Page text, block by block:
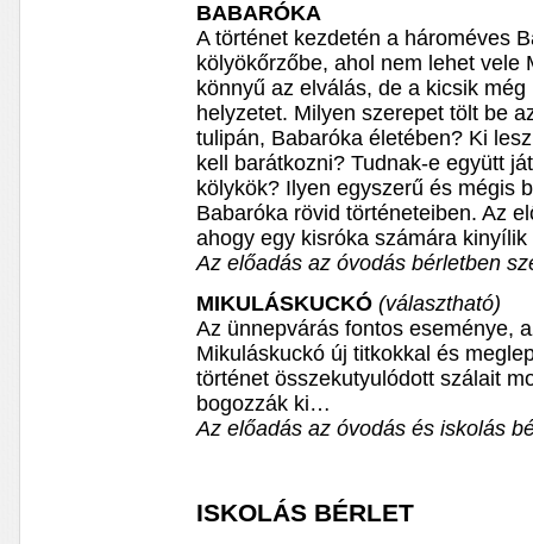
BABARÓKA
A történet kezdetén a hároméves
kölyökőrzőbe, ahol nem lehet vele
könnyű az elválás, de a kicsik
helyzetet. Milyen szerepet tölt be
tulipán, Babaróka életében? Ki
kell barátkozni? Tudnak-e együtt
kölykök? Ilyen egyszerű és mégis
Babaróka rövid történeteiben. Az
ahogy egy kisróka számára kinyílik
Az előadás az óvodás bérletben
MIKULÁSKUCKÓ (választható)
Az ünnepvárás fontos eseménye,
Mikuláskuckó új titkokkal és
történet összekutyulódott szálait
bogozzák ki…
Az előadás az óvodás és iskolás
ISKOLÁS BÉRLET